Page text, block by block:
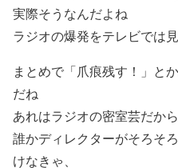
実際そうなんだよね
ラジオの爆発をテレビでは
まとめで「爪痕残す！」と
だね
あれはラジオの密室芸だか
誰かディレクターがそろそ
けなきゃ、